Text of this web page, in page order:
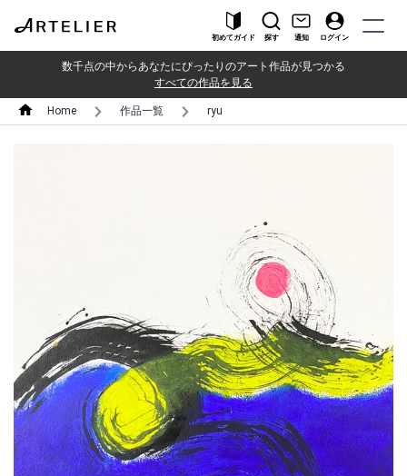
初めてガイド 探す 通知 ログイン
数千点の中からあなたにぴったりのアート作品が見つかる
すべての作品を見る
Home 作品一覧 ryu